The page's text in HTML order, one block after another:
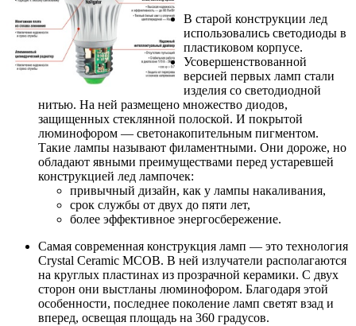
В старой конструкции лед
использовались светодиоды в
пластиковом корпусе.
Усовершенствованной
версией первых ламп стали
изделия со светодиодной
нитью. На ней размещено множество диодов,
защищенных стеклянной полоской. И покрытой
люминофором — светонакопительным пигментом.
Такие лампы называют филаментными. Они дороже, но
обладают явными преимуществами перед устаревшей
конструкцией лед лампочек:
привычный дизайн, как у лампы накаливания,
срок службы от двух до пяти лет,
более эффективное энергосбережение.
Самая современная конструкция ламп — это технология
Crystal Ceramic MCOB. В ней излучатели располагаются
на круглых пластинах из прозрачной керамики. С двух
сторон они выстланы люминофором. Благодаря этой
особенности, последнее поколение ламп светят взад и
вперед, освещая площадь на 360 градусов.